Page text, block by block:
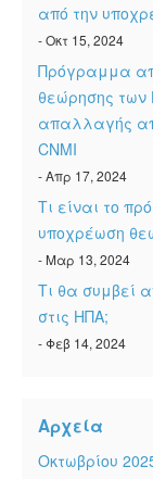
από την
- Οκτ 15, 2024
Πρόγραμμα
θεώρησης των
απαλλαγής
CNMI
- Απρ 17, 2024
Τι είναι το
υποχρέωση
- Μαρ 13, 2024
Τι θα συμβεί
στις ΗΠΑ;
- Φεβ 14, 2024
Αρχεία
Οκτωβρίου